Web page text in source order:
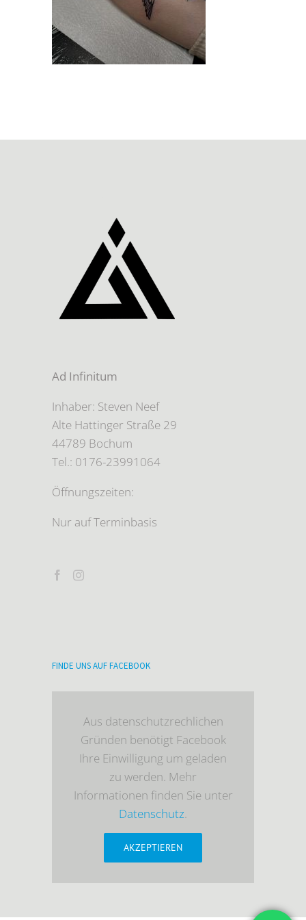
Ad Infinitum
Inhaber: Steven Neef
Alte Hattinger Straße 29
44789 Bochum
Tel.: 0176-23991064
Öffnungszeiten:
Nur auf Terminbasis
FINDE UNS AUF FACEBOOK
Aus datenschutzrechlichen
Gründen benötigt Facebook
Ihre Einwilligung um geladen
zu werden. Mehr
Informationen finden Sie unter
Datenschutz.
AKZEPTIEREN